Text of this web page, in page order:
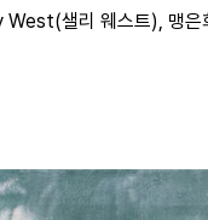
샐리 웨스트), 맹은